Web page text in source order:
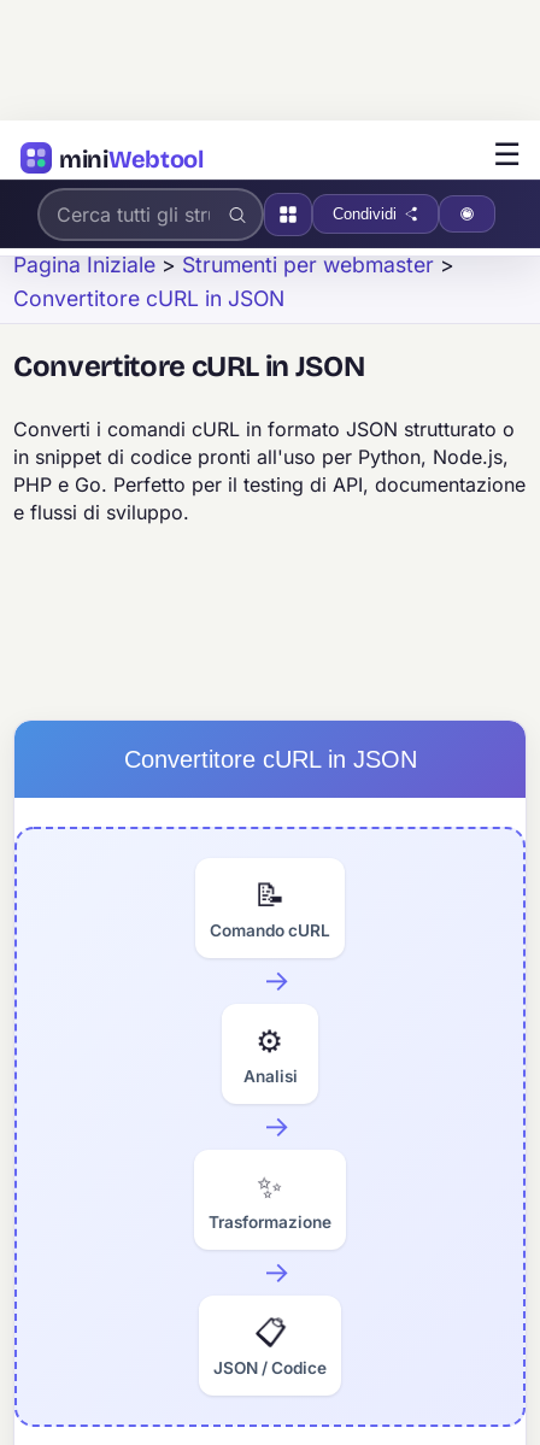
miniWebtool ☰
Condividi
Pagina Iniziale > Strumenti per webmaster >
Convertitore cURL in JSON
Convertitore cURL in JSON
Converti i comandi cURL in formato JSON strutturato o
in snippet di codice pronti all'uso per Python, Node.js,
PHP e Go. Perfetto per il testing di API, documentazione
e flussi di sviluppo.
Convertitore cURL in JSON
📝
Comando cURL
→
⚙️
Analisi
→
✨
Trasformazione
→
📋
JSON / Codice